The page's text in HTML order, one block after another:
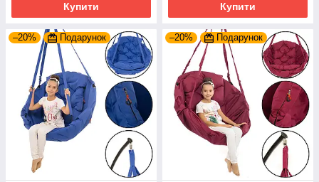
Купити Купити
–20% Подарунок –20% Подарунок